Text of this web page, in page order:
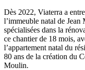
Dès 2022, Viaterra a
l’immeuble natal de
spécialisées dans la
ce chantier de 18 mois,
l’appartement natal du
80 ans de la création du
Moulin.